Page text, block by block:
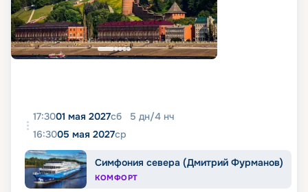
17:3001 мая 2027сб 5 дн/4 нч
16:3005 мая 2027ср
Симфония севера (Дмитрий Фурманов)
КОМФОРТ